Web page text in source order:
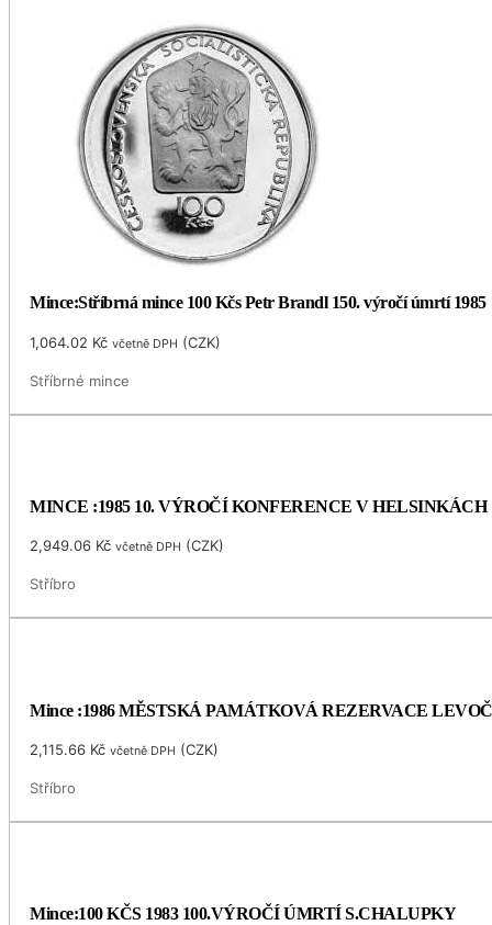
Mince:Stříbrná mince 100 Kčs Petr Brandl 150. výročí úmrtí 1985
1,064.02 Kč včetně DPH (CZK)
Stříbrné mince
MINCE :1985 10. VÝROČÍ KONFERENCE V HELSINKÁCH
2,949.06 Kč včetně DPH (CZK)
Stříbro
Mince :1986 MĚSTSKÁ PAMÁTKOVÁ REZERVACE
2,115.66 Kč včetně DPH (CZK)
Stříbro
Mince:100 KČS 1983 100.VÝROČÍ ÚMRTÍ S.CHALUPKY